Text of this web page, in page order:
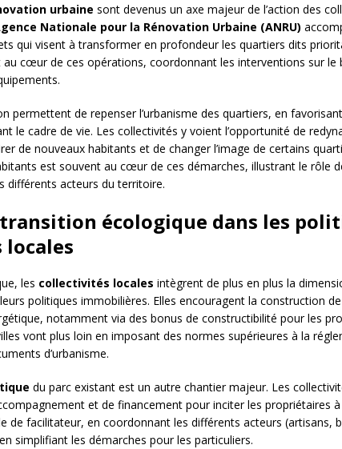
urbaine sont devenus un axe majeur de l’action des
Nationale pour la Rénovation Urbaine (ANRU)
qui visent à transformer en profondeur les quartiers dits
cœur de ces opérations, coordonnant les interventions sur le
permettent de repenser l’urbanisme des quartiers, en
le cadre de vie. Les collectivités y voient l’opportunité de
de nouveaux habitants et de changer l’image de certains
est souvent au cœur de ces démarches, illustrant le rôle
différents acteurs du territoire.
transition écologique dans les
les collectivités locales intègrent de plus en plus la
politiques immobilières. Elles encouragent la construction
notamment via des bonus de constructibilité pour les
vont plus loin en imposant des normes supérieures à la
d’urbanisme.
du parc existant est un autre chantier majeur. Les
et de financement pour inciter les propriétaires
de facilitateur, en coordonnant les différents acteurs (artisans,
simplifiant les démarches pour les particuliers.